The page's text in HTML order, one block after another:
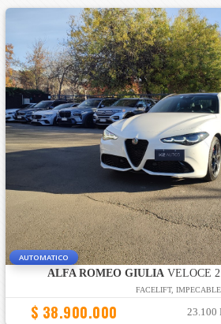
AUTOMATICO
ALFA ROMEO GIULIAVELOCE
FACELIFT, IMPECABLE
$ 38.900.000 23.100